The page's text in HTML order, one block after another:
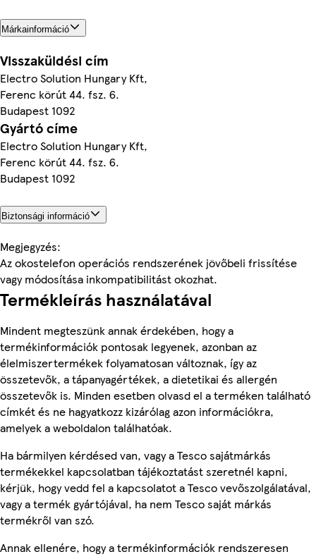
Márkainformáció
Visszaküldési cím
Electro Solution Hungary Kft,
Ferenc körút 44. fsz. 6.
Budapest 1092
Gyártó címe
Electro Solution Hungary Kft,
Ferenc körút 44. fsz. 6.
Budapest 1092
Biztonsági információ
Megjegyzés:
Az okostelefon operációs rendszerének jövőbeli frissítése
vagy módosítása inkompatibilitást okozhat.
Termékleírás használatával
Mindent megteszünk annak érdekében, hogy a
termékinformációk pontosak legyenek, azonban az
élelmiszertermékek folyamatosan változnak, így az
összetevők, a tápanyagértékek, a dietetikai és allergén
összetevők is. Minden esetben olvasd el a terméken található
címkét és ne hagyatkozz kizárólag azon információkra,
amelyek a weboldalon találhatóak.
Ha bármilyen kérdésed van, vagy a Tesco sajátmárkás
termékekkel kapcsolatban tájékoztatást szeretnél kapni,
kérjük, hogy vedd fel a kapcsolatot a Tesco vevőszolgálatával,
vagy a termék gyártójával, ha nem Tesco saját márkás
termékről van szó.
Annak ellenére, hogy a termékinformációk rendszeresen